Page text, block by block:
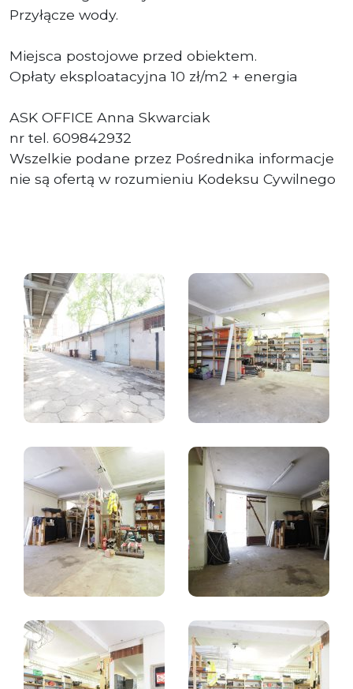
Przyłącze wody.
Miejsca postojowe przed obiektem.
Opłaty eksploatacyjna 10 zł/m2 + energia
ASK OFFICE Anna Skwarciak
nr tel. 609842932
Wszelkie podane przez Pośrednika informacje
nie są ofertą w rozumieniu Kodeksu Cywilnego